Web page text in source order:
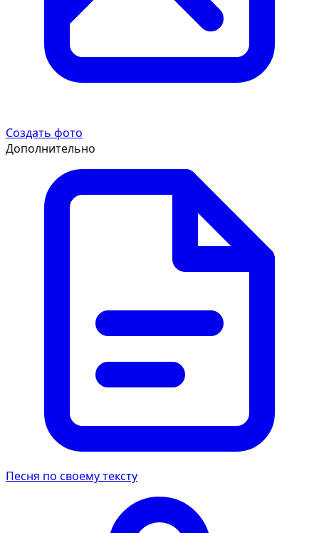
Создать фото
Дополнительно
Песня по своему тексту